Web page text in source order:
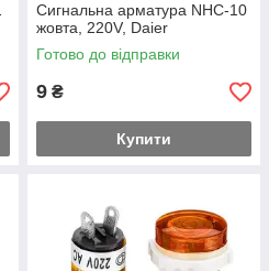
Сигнальна арматура NHC-10
жовта, 220V, Daier
Готово до відправки
9 ₴
Купити